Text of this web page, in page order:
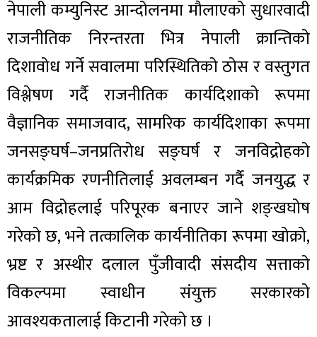
नेपाली कम्युनिस्ट आन्दोलनमा मौलाएको सुधारवादी
राजनीतिक निरन्तरता भित्र नेपाली क्रान्तिको
दिशावोध गर्ने सवालमा परिस्थितिको ठोस र वस्तुगत
विश्लेषण गर्दै राजनीतिक कार्यदिशाको रूपमा
वैज्ञानिक समाजवाद, सामरिक कार्यदिशाका रूपमा
जनसङ्घर्ष–जनप्रतिरोध सङ्घर्ष र जनविद्रोहको
कार्यक्रमिक रणनीतिलाई अवलम्बन गर्दै जनयुद्ध र
आम विद्रोहलाई परिपूरक बनाएर जाने शङ्खघोष
गरेको छ, भने तत्कालिक कार्यनीतिका रूपमा खोक्रो,
भ्रष्ट र अस्थीर दलाल पुँजीवादी संसदीय सत्ताको
विकल्पमा स्वाधीन संयुक्त सरकारको
आवश्यकतालाई किटानी गरेको छ ।